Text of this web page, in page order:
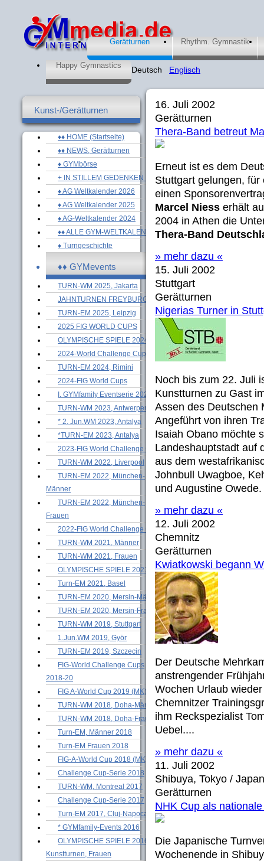
Gerätturnen Rhythm. Gymnastik
Happy Gymnastics Deutsch Englisch
Kunst-/Gerätturnen
♦♦ HOME (Startseite)
♦♦ NEWS, Gerätturnen
♦ GYMbörse
+ IN STILLEM GEDENKEN ...
♦ AG Weltkalender 2026
♦ AG Weltkalender 2025
♦ AG-Weltkalender 2024
♦♦ ALLE GYM-WELTKALENDER
♦ Turngeschichte
♦♦ GYMevents
TURN-WM 2025, Jakarta
JAHNTURNEN FREYBURG
TURN-EM 2025, Leipzig
2025 FIG WORLD CUPS
OLYMPISCHE SPIELE 2024
2024-World Challenge Cups
TURN-EM 2024, Rimini
2024-FIG World Cups
I. GYMfamily Eventserie 2024
TURN-WM 2023, Antwerpen
* 2. Jun.WM 2023, Antalya
*TURN-EM 2023, Antalya
2023-FIG World Challenge Cups
TURN-WM 2022, Liverpool
TURN-EM 2022, München-
Männer
TURN-EM 2022, München-
Frauen
2022-FIG World Challenge Cups
TURN-WM 2021, Männer
TURN-WM 2021, Frauen
OLYMPISCHE SPIELE 2021
Turn-EM 2021, Basel
TURN-EM 2020, Mersin-Männer
TURN-EM 2020, Mersin-Frauen
TURN-WM 2019, Stuttgart
1.Jun.WM 2019, Györ
TURN-EM 2019, Szczecin
FIG-World Challenge Cups
2018-20
FIG A-World Cup 2019 (MK)
TURN-WM 2018, Doha-Männer
TURN-WM 2018, Doha-Frauen
Turn-EM, Männer 2018
Turn-EM Frauen 2018
FIG-A-World Cup 2018 (MK)
Challenge Cup-Serie 2018
TURN-WM, Montreal 2017
Challenge Cup-Serie 2017
Turn-EM 2017, Cluj-Napoca
* GYMfamily-Events 2016
OLYMPISCHE SPIELE 2016 -
Kunstturnen, Frauen
16. Juli 2002
Gerätturnen
Thera-Band betreut
Erneut ist es dem
Stuttgart gelungen,
einen
Marcel Niess erhält
2004 in Athen die
Thera-Band
» mehr dazu «
15. Juli 2002
Stuttgart
Gerätturnen
Nigerias Turner in
Noch bis zum 22. Juli
Kunstturnen zu Gast
Assen des Deutschen
Angeführt von ihren
Isaiah Obano möchte
Landeshauptstadt auf
aus dem
Johnbull Uwagboe,
und Augustine Owede.
» mehr dazu «
12. Juli 2002
Chemnitz
Gerätturnen
Kwiatkowski begann
Der Deutsche
anstrengender
Wochen Urlaub
Chemnitzer
ihm Reckspezialist
Uebel....
» mehr dazu «
11. Juli 2002
Shibuya, Tokyo / Japan
Gerätturnen
NHK Cup als
Die Japanische
Wochenende in